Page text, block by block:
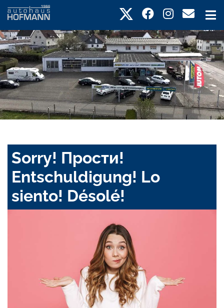
Sorry! Прости!
Entschuldigung! Lo
siento! Désolé!